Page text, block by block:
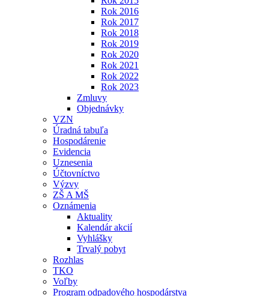
Rok 2016
Rok 2017
Rok 2018
Rok 2019
Rok 2020
Rok 2021
Rok 2022
Rok 2023
Zmluvy
Objednávky
VZN
Úradná tabuľa
Hospodárenie
Evidencia
Uznesenia
Účtovníctvo
Výzvy
ZŠ A MŠ
Oznámenia
Aktuality
Kalendár akcií
Vyhlášky
Trvalý pobyt
Rozhlas
TKO
Voľby
Program odpadového hospodárstva